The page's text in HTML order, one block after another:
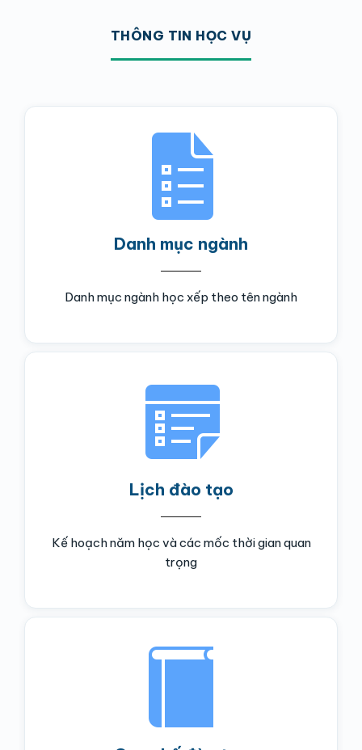
THÔNG TIN HỌC VỤ
Danh mục ngành
Danh mục ngành học xếp theo tên ngành
Lịch đào tạo
Kế hoạch năm học và các mốc thời gian quan
trọng